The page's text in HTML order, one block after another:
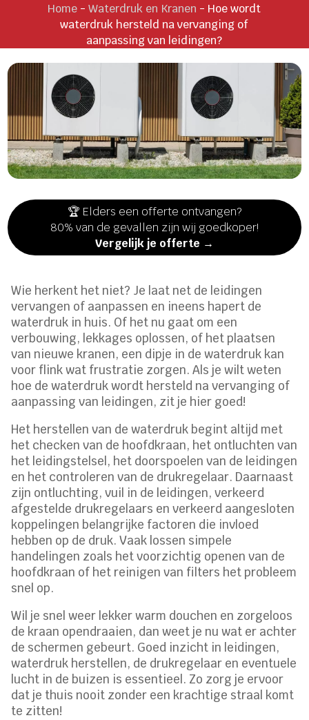
Home -Waterdruk en Kranen - Hoe wordt
waterdruk hersteld na vervanging of
aanpassing van leidingen?
🏆 Elders een offerte ontvangen?
80% van de gevallen zijn wij goedkoper!
Vergelijk je offerte →
Wie herkent het niet? Je laat net de leidingen
vervangen of aanpassen en ineens hapert de
waterdruk in huis. Of het nu gaat om een
verbouwing, lekkages oplossen, of het plaatsen
van nieuwe kranen, een dipje in de waterdruk kan
voor flink wat frustratie zorgen. Als je wilt weten
hoe de waterdruk wordt hersteld na vervanging of
aanpassing van leidingen, zit je hier goed!
Het herstellen van de waterdruk begint altijd met
het checken van de hoofdkraan, het ontluchten van
het leidingstelsel, het doorspoelen van de leidingen
en het controleren van de drukregelaar. Daarnaast
zijn ontluchting, vuil in de leidingen, verkeerd
afgestelde drukregelaars en verkeerd aangesloten
koppelingen belangrijke factoren die invloed
hebben op de druk. Vaak lossen simpele
handelingen zoals het voorzichtig openen van de
hoofdkraan of het reinigen van filters het probleem
snel op.
Wil je snel weer lekker warm douchen en zorgeloos
de kraan opendraaien, dan weet je nu wat er achter
de schermen gebeurt. Goed inzicht in leidingen,
waterdruk herstellen, de drukregelaar en eventuele
lucht in de buizen is essentieel. Zo zorg je ervoor
dat je thuis nooit zonder een krachtige straal komt
te zitten!